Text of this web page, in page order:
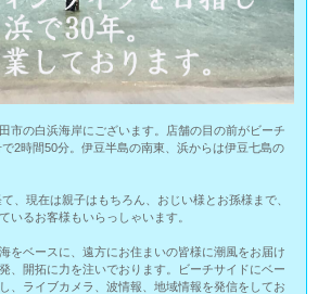
市の白浜海岸にございます。店舗の目の前がビーチ
2時間50分。伊豆半島の南東、浜からは伊豆七島の
、現在は親子はもちろん、おじい様とお孫様まで、
いるお客様もいらっしゃいます。
をベースに、遠方にお住まいの皆様に潮風をお届け
、開拓に力を注いでおります。ビーチサイドにベー
、ライブカメラ、波情報、地域情報を発信をしてお